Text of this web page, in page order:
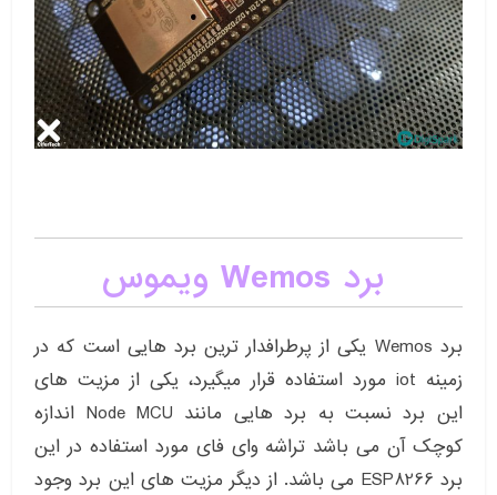
برد Wemos ویموس
برد Wemos یکی از پرطرافدار ترین برد هایی است که در
زمینه iot مورد استفاده قرار میگیرد، یکی از مزیت های
این برد نسبت به برد هایی مانند Node MCU اندازه
کوچک آن می باشد تراشه وای فای مورد استفاده در این
برد ESP8266 می باشد. از دیگر مزیت های این برد وجود